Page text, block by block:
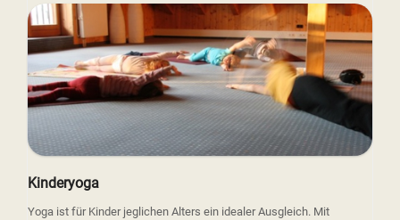
Kinderyoga
Yoga ist für Kinder jeglichen Alters ein idealer Ausgleich. Mit